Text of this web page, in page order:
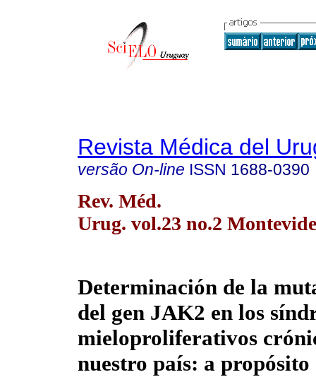
Revista Médica del
versão On-line ISSN 1688-0390
Rev. Méd.
Urug. vol.23 no.2
Determinación de la
del gen JAK2 en los
mieloproliferativos
nuestro país: a propósito